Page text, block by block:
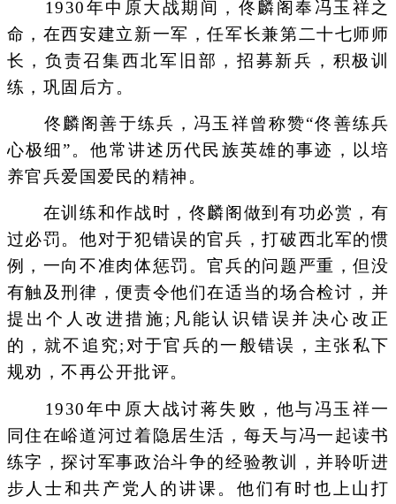
1930年中原大战期间，佟麟阁奉冯玉祥之
命，在西安建立新一军，任军长兼第二十七师师
长，负责召集西北军旧部，招募新兵，积极训
练，巩固后方。
佟麟阁善于练兵，冯玉祥曾称赞“佟善练兵
心极细”。他常讲述历代民族英雄的事迹，以培
养官兵爱国爱民的精神。
在训练和作战时，佟麟阁做到有功必赏，有
过必罚。他对于犯错误的官兵，打破西北军的惯
例，一向不准肉体惩罚。官兵的问题严重，但没
有触及刑律，便责令他们在适当的场合检讨，并
提出个人改进措施;凡能认识错误并决心改正
的，就不追究;对于官兵的一般错误，主张私下
规劝，不再公开批评。
1930年中原大战讨蒋失败，他与冯玉祥一
同住在峪道河过着隐居生活，每天与冯一起读书
练字，探讨军事政治斗争的经验教训，并聆听进
步人士和共产党人的讲课。他们有时也上山打